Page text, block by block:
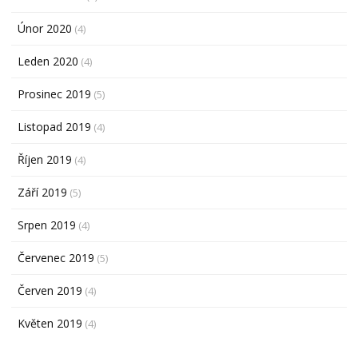
Únor 2020 (4)
Leden 2020 (4)
Prosinec 2019 (5)
Listopad 2019 (4)
Říjen 2019 (4)
Září 2019 (5)
Srpen 2019 (4)
Červenec 2019 (5)
Červen 2019 (4)
Květen 2019 (4)